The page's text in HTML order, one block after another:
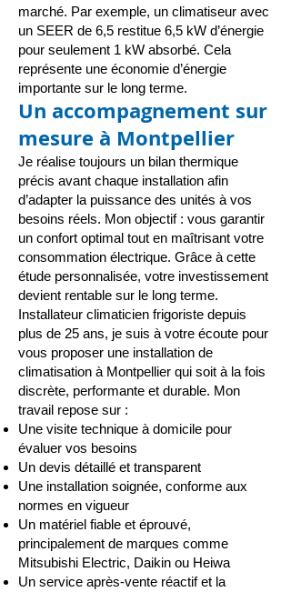
marché. Par exemple, un climatiseur avec
un SEER de 6,5 restitue 6,5 kW d’énergie
pour seulement 1 kW absorbé. Cela
représente une économie d’énergie
importante sur le long terme.
Un accompagnement sur
mesure à Montpellier
Je réalise toujours un bilan thermique
précis avant chaque installation afin
d’adapter la puissance des unités à vos
besoins réels. Mon objectif : vous garantir
un confort optimal tout en maîtrisant votre
consommation électrique. Grâce à cette
étude personnalisée, votre investissement
devient rentable sur le long terme.
Installateur climaticien frigoriste depuis
plus de 25 ans, je suis à votre écoute pour
vous proposer une installation de
climatisation à Montpellier qui soit à la fois
discrète, performante et durable. Mon
travail repose sur :
Une visite technique à domicile pour
évaluer vos besoins
Un devis détaillé et transparent
Une installation soignée, conforme aux
normes en vigueur
Un matériel fiable et éprouvé,
principalement de marques comme
Mitsubishi Electric, Daikin ou Heiwa
Un service après-vente réactif et la